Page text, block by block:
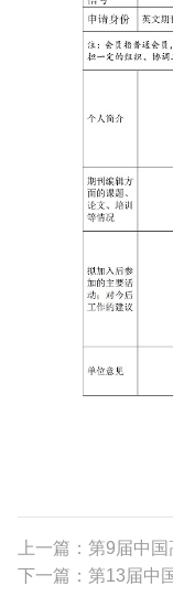
上一篇：第9届中国
下一篇：第13届中